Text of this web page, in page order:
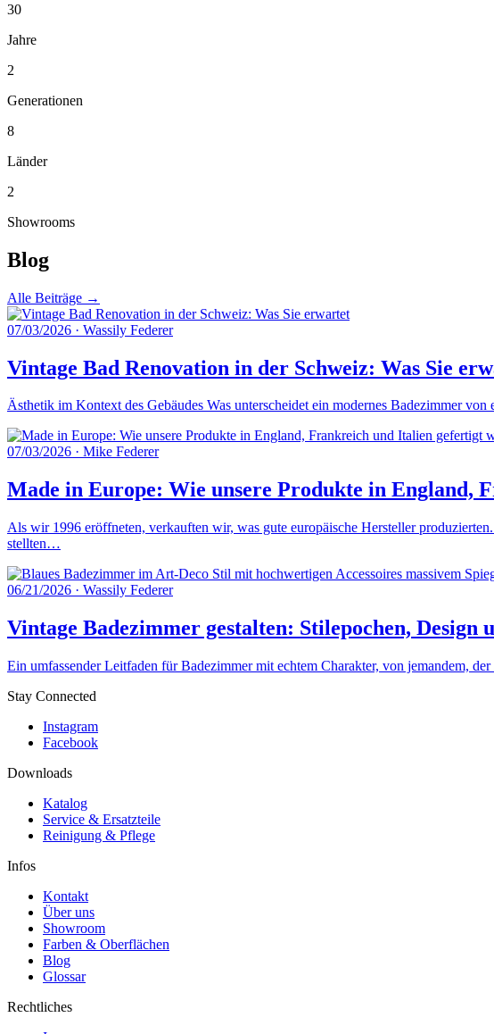
30
Jahre
2
Generationen
8
Länder
2
Showrooms
Blog
Alle Beiträge →
07/03/2026 · Wassily Federer
Vintage Bad Renovation in der Schweiz: Was Sie
Ästhetik im Kontext des Gebäudes Was unterscheidet ein modernes Badezimmer
07/03/2026 · Mike Federer
Made in Europe: Wie unsere Produkte in England,
Als wir 1996 eröffneten, verkauften wir, was gute europäische Hersteller
stellten…
06/21/2026 · Wassily Federer
Vintage Badezimmer gestalten: Stilepochen, Design
Ein umfassender Leitfaden für Badezimmer mit echtem Charakter, von jemandem,
Stay Connected
Instagram
Facebook
Downloads
Katalog
Service & Ersatzteile
Reinigung & Pflege
Infos
Kontakt
Über uns
Showroom
Farben & Oberflächen
Blog
Glossar
Rechtliches